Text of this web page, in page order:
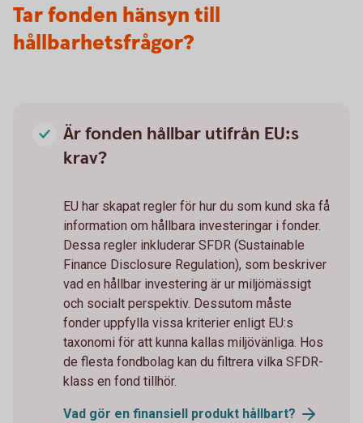
Tar fonden hänsyn till
hållbarhetsfrågor?
Är fonden hållbar utifrån EU:s
krav?
EU har skapat regler för hur du som kund ska få
information om hållbara investeringar i fonder.
Dessa regler inkluderar SFDR (Sustainable
Finance Disclosure Regulation), som beskriver
vad en hållbar investering är ur miljömässigt
och socialt perspektiv. Dessutom måste
fonder uppfylla vissa kriterier enligt EU:s
taxonomi för att kunna kallas miljövänliga. Hos
de flesta fondbolag kan du filtrera vilka SFDR-
klass en fond tillhör.
Vad gör en finansiell produkt hållbart?